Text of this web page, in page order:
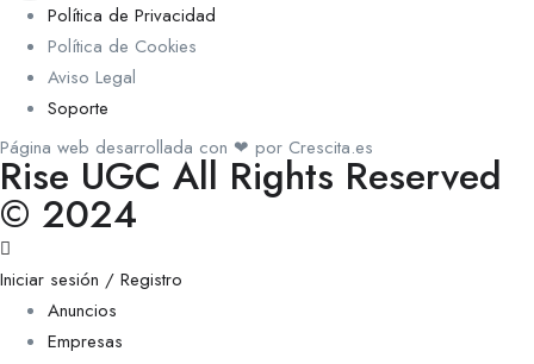
Política de Privacidad
Política de Cookies
Aviso Legal
Soporte
Página web desarrollada con ❤ por Crescita.es
Rise UGC All Rights Reserved
© 2024
Iniciar sesión / Registro
Anuncios
Empresas